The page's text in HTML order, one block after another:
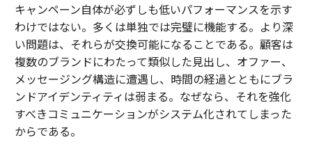
キャンペーン自体が必ずしも低いパフォーマンスを示す
わけではない。多くは単独では完璧に機能する。より深
い問題は、それらが交換可能になることである。顧客は
複数のブランドにわたって類似した見出し、オファー、
メッセージング構造に遭遇し、時間の経過とともにブラ
ンドアイデンティティは弱まる。なぜなら、それを強化
すべきコミュニケーションがシステム化されてしまった
からである。